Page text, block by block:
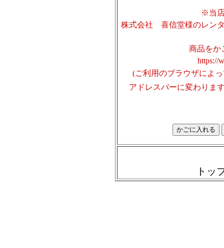
※当
株式会社 喜信堂様のレン
商品をか
https://
(ご利用のブラウザによっ
アドレスバーに変わりま
トッ